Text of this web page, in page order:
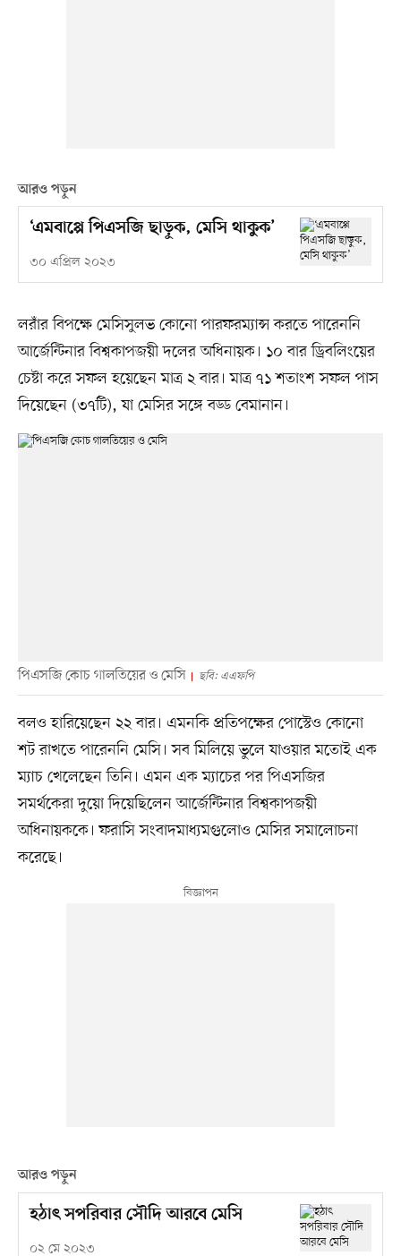
আরও পড়ুন
‘এমবাপ্পে পিএসজি ছাড়ুক, মেসি থাকুক’
৩০ এপ্রিল ২০২৩
লরাঁর বিপক্ষে মেসিসুলভ কোনো পারফরম্যান্স করতে পারেননি
আর্জেন্টিনার বিশ্বকাপজয়ী দলের অধিনায়ক। ১০ বার ড্রিবলিংয়ের
চেষ্টা করে সফল হয়েছেন মাত্র ২ বার। মাত্র ৭১ শতাংশ সফল পাস
দিয়েছেন (৩৭টি), যা মেসির সঙ্গে বড্ড বেমানান।
পিএসজি কোচ গালতিয়ের ও মেসি ছবি: এএফপি
বলও হারিয়েছেন ২২ বার। এমনকি প্রতিপক্ষের পোস্টেও কোনো
শট রাখতে পারেননি মেসি। সব মিলিয়ে ভুলে যাওয়ার মতোই এক
ম্যাচ খেলেছেন তিনি। এমন এক ম্যাচের পর পিএসজির
সমর্থকেরা দুয়ো দিয়েছিলেন আর্জেন্টিনার বিশ্বকাপজয়ী
অধিনায়ককে। ফরাসি সংবাদমাধ্যমগুলোও মেসির সমালোচনা
করেছে।
আরও পড়ুন
হঠাৎ সপরিবার সৌদি আরবে মেসি
০২ মে ২০২৩